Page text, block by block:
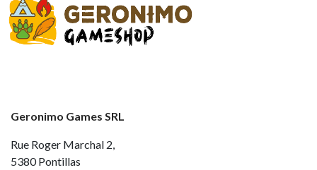
Geronimo Games SRL
Rue Roger Marchal 2,
5380 Pontillas